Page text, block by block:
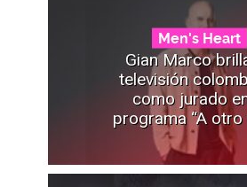
Men's Heart
Gian Marco
televisión
como jurado
programa “A otro